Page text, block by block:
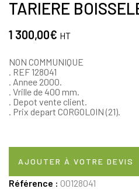
TARIERE
1 300,00€ HT
NON COMMUNIQUE
. REF 128041
. Annee 2000.
. Vrille de 400 mm.
. Depot vente client.
. Prix depart CORGOLOIN (21).
AJOUTER À VOTRE DEVIS
Référence : 00128041